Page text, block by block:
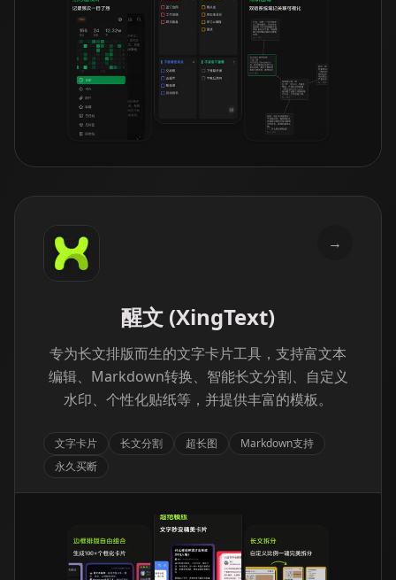
→
醒文 (XingText)
专为长文排版而生的文字卡片工具，支持富文本
编辑、Markdown转换、智能长文分割、自定义
水印、个性化贴纸等，并提供丰富的模板。
文字卡片 长文分割 超长图
Markdown支持
永久买断